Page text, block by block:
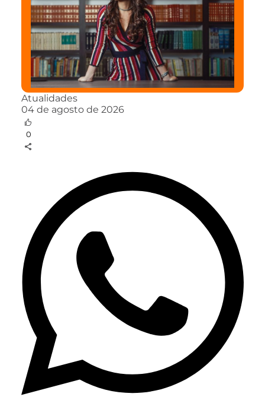
Atualidades
04 de agosto de 2026
0